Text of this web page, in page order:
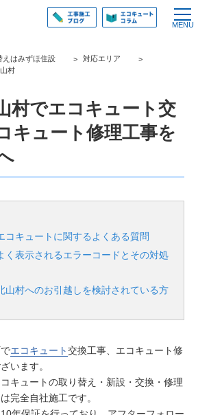
えはみずほ住設
対応エリア
村
村でエコキュート交
キュート修理工事を
コキュートに関するよくある質問
く表示されるエラーコードとその対処
山村へのお引越しを検討されている方
エコキュート交換工事、エコキュート修
います。
キュートの取り替え・新設・交換・修理
完全自社施工です。